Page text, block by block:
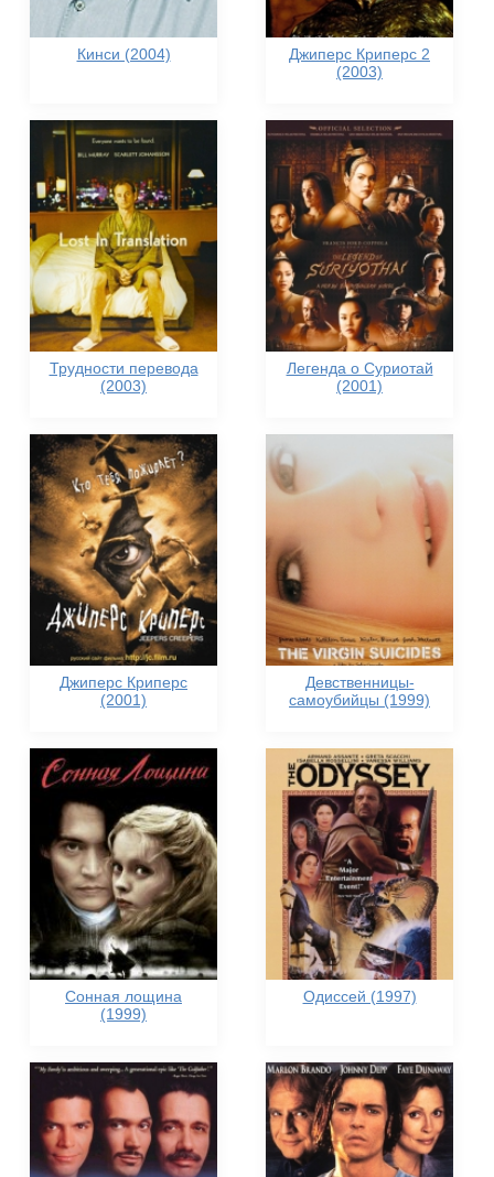
Кинси (2004)
Джиперс Криперс 2
(2003)
Трудности перевода
(2003)
Легенда о Суриотай
(2001)
Джиперс Криперс
(2001)
Девственницы-
самоубийцы (1999)
Сонная лощина
(1999)
Одиссей (1997)